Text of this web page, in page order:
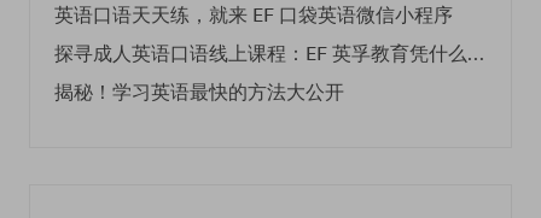
英语口语天天练，就来 EF 口袋英语微信小程序
探寻成人英语口语线上课程：EF 英孚教育凭什么领航
揭秘！学习英语最快的方法大公开